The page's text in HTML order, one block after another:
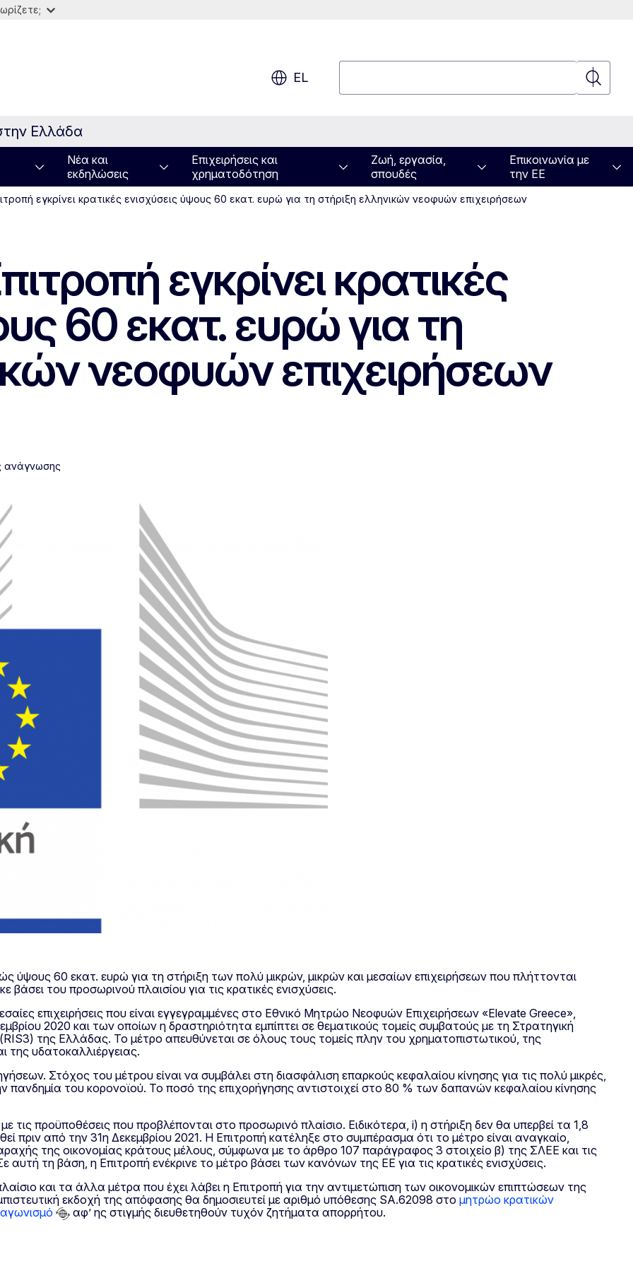
EL
Ελλάδα
Νέα και
εκδηλώσεις
Επιχειρήσεις και
χρηματοδότηση
Ζωή, εργασία,
σπουδές
Επικοινωνία με
την ΕΕ
εγκρίνει κρατικές ενισχύσεις ύψους 60 εκατ. ευρώ για τη στήριξη ελληνικών νεοφυών επιχειρήσεων
εγκρίνει κρατικές
60 εκατ. ευρώ για τη
νεοφυών επιχειρήσεων
ανάγνωσης
ύψους 60 εκατ. ευρώ για τη στήριξη των πολύ μικρών, μικρών και μεσαίων επιχειρήσεων που πλήττονται
του προσωρινού πλαισίου για τις κρατικές ενισχύσεις.
επιχειρήσεις που είναι εγγεγραμμένες στο Εθνικό Μητρώο Νεοφυών Επιχειρήσεων «Elevate Greece»,
2020 και των οποίων η δραστηριότητα εμπίπτει σε θεματικούς τομείς συμβατούς με τη Στρατηγική
της Ελλάδας. Το μέτρο απευθύνεται σε όλους τους τομείς πλην του χρηματοπιστωτικού, της
της υδατοκαλλιέργειας.
Στόχος του μέτρου είναι να συμβάλει στη διασφάλιση επαρκούς κεφαλαίου κίνησης για τις πολύ μικρές,
πανδημία του κορονοϊού. Το ποσό της επιχορήγησης αντιστοιχεί στο 80 % των δαπανών κεφαλαίου κίνησης
τις προϋποθέσεις που προβλέπονται στο προσωρινό πλαίσιο. Ειδικότερα, i) η στήριξη δεν θα υπερβεί τα 1,8
πριν από την 31η Δεκεμβρίου 2021. Η Επιτροπή κατέληξε στο συμπέρασμα ότι το μέτρο είναι αναγκαίο,
της οικονομίας κράτους μέλους, σύμφωνα με το άρθρο 107 παράγραφος 3 στοιχείο β) της ΣΛΕΕ και τις
τη βάση, η Επιτροπή ενέκρινε το μέτρο βάσει των κανόνων της ΕΕ για τις κρατικές ενισχύσεις.
και τα άλλα μέτρα που έχει λάβει η Επιτροπή για την αντιμετώπιση των οικονομικών επιπτώσεων της
εκδοχή της απόφασης θα δημοσιευτεί με αριθμό υπόθεσης SA.62098 στο μητρώο κρατικών
αφ’ ης στιγμής διευθετηθούν τυχόν ζητήματα απορρήτου.